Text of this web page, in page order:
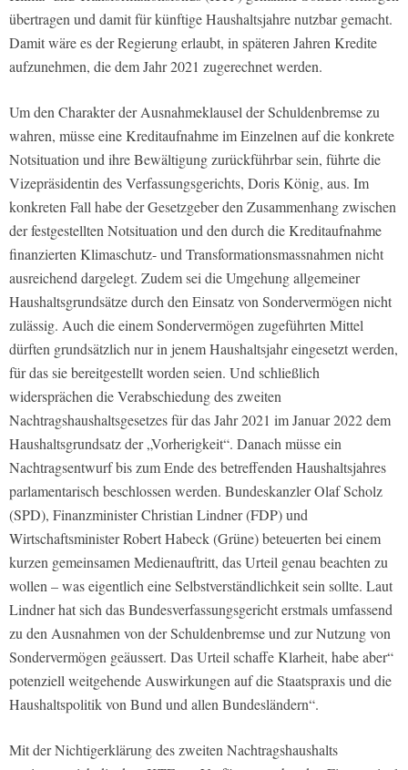
übertragen und damit für künftige Haushaltsjahre nutzbar gemacht.
Damit wäre es der Regierung erlaubt, in späteren Jahren Kredite
aufzunehmen, die dem Jahr 2021 zugerechnet werden.
Um den Charakter der Ausnahmeklausel der Schuldenbremse zu
wahren, müsse eine Kreditaufnahme im Einzelnen auf die konkrete
Notsituation und ihre Bewältigung zurückführbar sein, führte die
Vizepräsidentin des Verfassungsgerichts, Doris König, aus. Im
konkreten Fall habe der Gesetzgeber den Zusammenhang zwischen
der festgestellten Notsituation und den durch die Kreditaufnahme
finanzierten Klimaschutz- und Transformationsmassnahmen nicht
ausreichend dargelegt. Zudem sei die Umgehung allgemeiner
Haushaltsgrundsätze durch den Einsatz von Sondervermögen nicht
zulässig. Auch die einem Sondervermögen zugeführten Mittel
dürften grundsätzlich nur in jenem Haushaltsjahr eingesetzt werden,
für das sie bereitgestellt worden seien. Und schließlich
widersprächen die Verabschiedung des zweiten
Nachtragshaushaltsgesetzes für das Jahr 2021 im Januar 2022 dem
Haushaltsgrundsatz der „Vorherigkeit“. Danach müsse ein
Nachtragsentwurf bis zum Ende des betreffenden Haushaltsjahres
parlamentarisch beschlossen werden. Bundeskanzler Olaf Scholz
(SPD), Finanzminister Christian Lindner (FDP) und
Wirtschaftsminister Robert Habeck (Grüne) beteuerten bei einem
kurzen gemeinsamen Medienauftritt, das Urteil genau beachten zu
wollen – was eigentlich eine Selbstverständlichkeit sein sollte. Laut
Lindner hat sich das Bundesverfassungsgericht erstmals umfassend
zu den Ausnahmen von der Schuldenbremse und zur Nutzung von
Sondervermögen geäussert. Das Urteil schaffe Klarheit, habe aber“
potenziell weitgehende Auswirkungen auf die Staatspraxis und die
Haushaltspolitik von Bund und allen Bundesländern“.
Mit der Nichtigerklärung des zweiten Nachtragshaushalts